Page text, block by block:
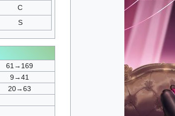
C
S
61→169
9→41
20→63